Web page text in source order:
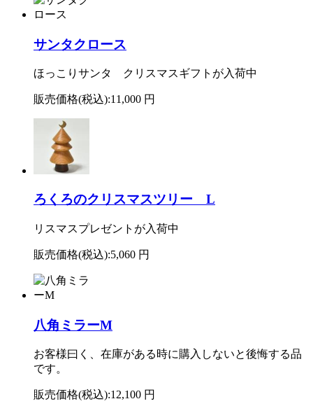
サンタクロース
ほっこりサンタ クリスマスギフトが入荷中
販売価格(税込):11,000 円
ろくろのクリスマスツリー L
リスマスプレゼントが入荷中
販売価格(税込):5,060 円
八角ミラーM
お客様曰く、在庫がある時に購入しないと後悔する品
です。
販売価格(税込):12,100 円